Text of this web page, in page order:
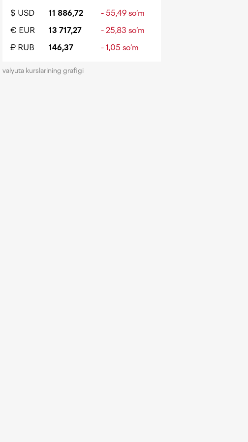
$ USD 11 886,72
- 55,49 so‘m
€ EUR
13 717,27
- 25,83 so‘m
₽ RUB
146,37 - 1,05 so‘m
valyuta kurslarining grafigi